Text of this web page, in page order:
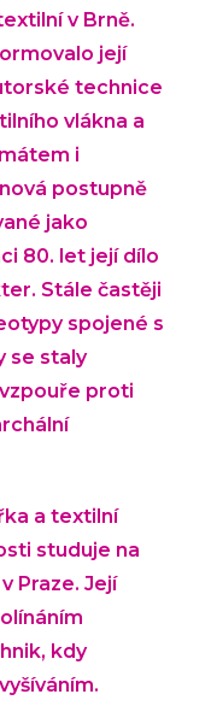
v Brně.
její
technice
vlákna a
i
postupně
jako
80. let její dílo
Stále častěji
spojené s
se staly
proti
a textilní
studuje na
Praze. Její
kdy